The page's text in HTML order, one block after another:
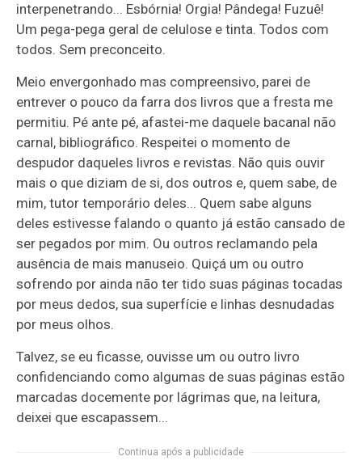
interpenetrando... Esbórnia! Orgia! Pândega! Fuzuê!
Um pega-pega geral de celulose e tinta. Todos com
todos. Sem preconceito.
Meio envergonhado mas compreensivo, parei de
entrever o pouco da farra dos livros que a fresta me
permitiu. Pé ante pé, afastei-me daquele bacanal não
carnal, bibliográfico. Respeitei o momento de
despudor daqueles livros e revistas. Não quis ouvir
mais o que diziam de si, dos outros e, quem sabe, de
mim, tutor temporário deles... Quem sabe alguns
deles estivesse falando o quanto já estão cansado de
ser pegados por mim. Ou outros reclamando pela
ausência de mais manuseio. Quiçá um ou outro
sofrendo por ainda não ter tido suas páginas tocadas
por meus dedos, sua superfície e linhas desnudadas
por meus olhos.
Talvez, se eu ficasse, ouvisse um ou outro livro
confidenciando como algumas de suas páginas estão
marcadas docemente por lágrimas que, na leitura,
deixei que escapassem...
Continua após a publicidade